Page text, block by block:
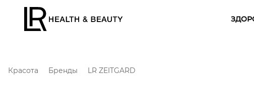
Красота Бренды LR ZEITGARD